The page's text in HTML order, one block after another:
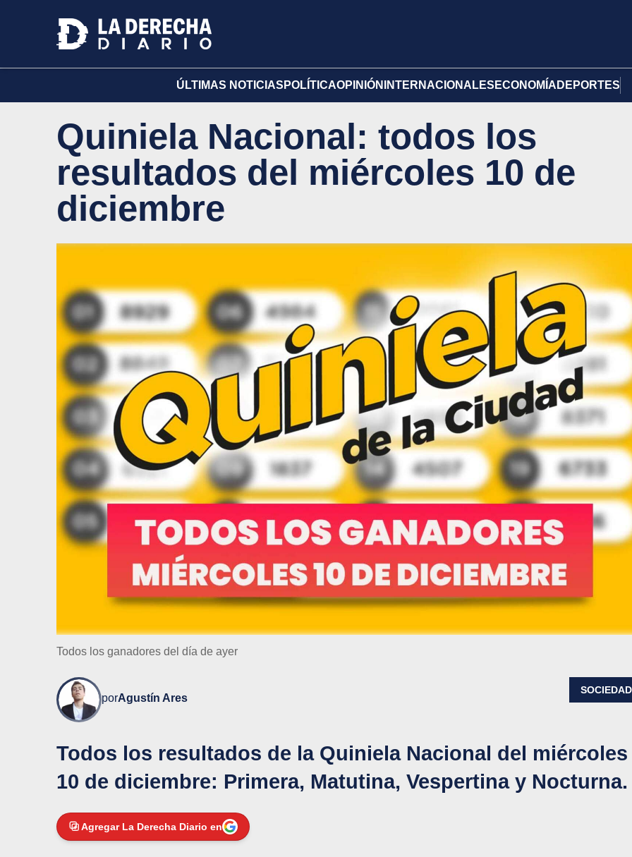
ÚLTIMAS NOTICIAS POLÍTICAOPINIÓN INTERNACIONALES ECONOMÍA DEPORTES
Quiniela Nacional: todos los
resultados del miércoles 10 de
diciembre
Todos los ganadores del día de ayer
porAgustín Ares
SOCIEDAD
Todos los resultados de la Quiniela Nacional del miércoles
10 de diciembre: Primera, Matutina, Vespertina y Nocturna.
Agregar La Derecha Diario en